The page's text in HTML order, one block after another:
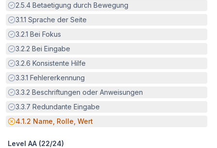
Erfüllt:
2.5.4 Betaetigung durch Bewegung
Erfüllt:
3.1.1 Sprache der Seite
Erfüllt:
3.2.1 Bei Fokus
Erfüllt:
3.2.2 Bei Eingabe
Erfüllt:
3.2.6 Konsistente Hilfe
Erfüllt:
3.3.1 Fehlererkennung
Erfüllt:
3.3.2 Beschriftungen oder Anweisungen
Erfüllt:
3.3.7 Redundante Eingabe
Potenzielle Barriere:
4.1.2 Name, Rolle, Wert
Level AA (22/24)